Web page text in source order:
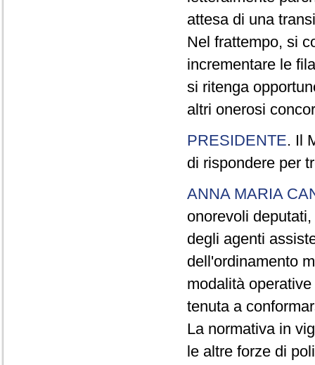
attesa di una
Nel frattempo, si
incrementare le
si ritenga
altri onerosi
PRESIDENTE. Il
di rispondere per
ANNA MARIA
onorevoli
degli agenti
dell'ordinamento
modalità
tenuta a
La normativa in
le altre forze di